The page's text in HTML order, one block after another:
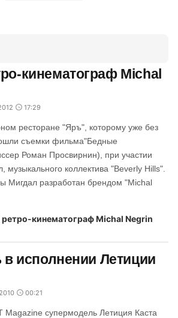
кинематограф Michal
17:29
ресторане "Яръ", которому уже без
съемки фильма"Бедные
Роман Просвирнин), при участии
коллектива "Beverly Hills".
Мигдал разработан брендом "Michal
в исполнении Летиции
00:21
Magazine супермодель Летиция Каста